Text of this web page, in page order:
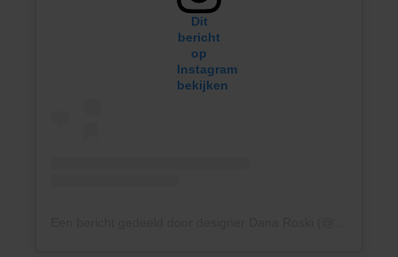
Dit
bericht
op
Instagram
bekijken